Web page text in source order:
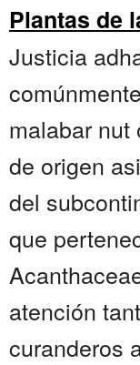
Plantas de
Justicia
malabar nut
de origen
del
que
atención
curanderos